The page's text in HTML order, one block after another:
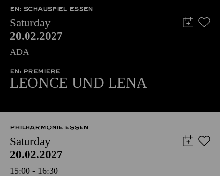
EN: SCHAUSPIEL ESSEN
Saturday
20.02.2027
ADA
EN: PREMIERE
LEONCE UND LENA
PHILHARMONIE ESSEN
Saturday
20.02.2027
15:00 - 16:30